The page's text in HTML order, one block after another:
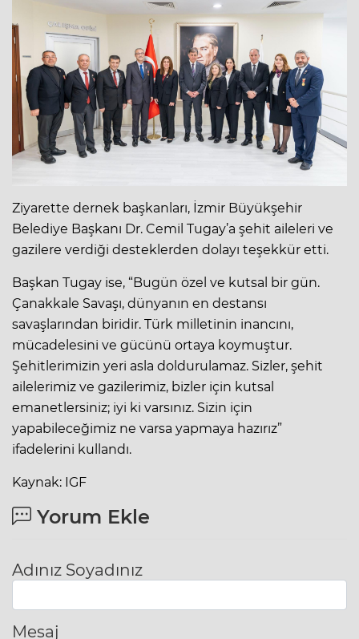
Ziyarette dernek başkanları, İzmir Büyükşehir
Belediye Başkanı Dr. Cemil Tugay’a şehit aileleri ve
gazilere verdiği desteklerden dolayı teşekkür etti.
Başkan Tugay ise, “Bugün özel ve kutsal bir gün.
Çanakkale Savaşı, dünyanın en destansı
savaşlarından biridir. Türk milletinin inancını,
mücadelesini ve gücünü ortaya koymuştur.
Şehitlerimizin yeri asla doldurulamaz. Sizler, şehit
ailelerimiz ve gazilerimiz, bizler için kutsal
emanetlersiniz; iyi ki varsınız. Sizin için
yapabileceğimiz ne varsa yapmaya hazırız”
ifadelerini kullandı.
Kaynak: IGF
Yorum Ekle
Adınız Soyadınız
Mesaj